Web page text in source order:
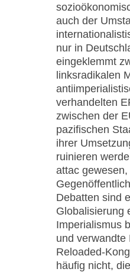
auch der
nur in
eingeklemmt
linksradikalen
verhandelten
zwischen der
pazifischen
ihrer
ruinieren
attac
Debatten sind
Globalisierung
Imperialismus
und verwandte
Reloaded-
häufig nicht,